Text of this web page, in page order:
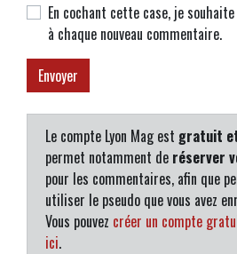
En cochant cette case, je
à chaque nouveau commentaire.
Le compte Lyon Mag est gratuit
permet notamment de réserver
pour les commentaires, afin que
utiliser le pseudo que vous avez
Vous pouvez créer un compte
ici.